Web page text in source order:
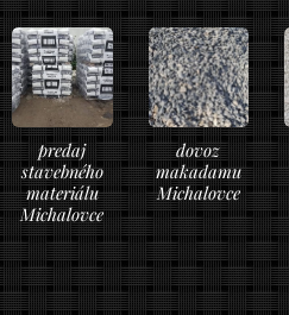
predaj
stavebného
materiálu
Michalovce
dovoz
makadamu
Michalovce